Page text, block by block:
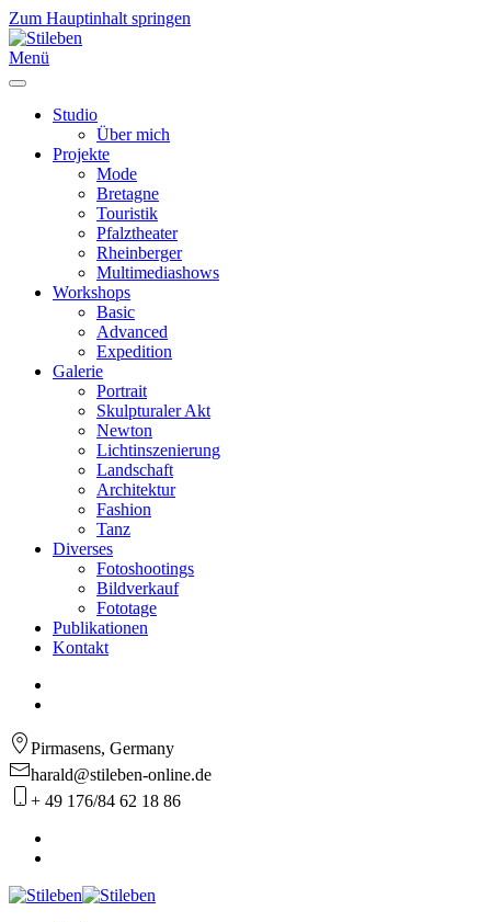
Zum Hauptinhalt springen
Menü
Studio
Über mich
Projekte
Mode
Bretagne
Touristik
Pfalztheater
Rheinberger
Multimediashows
Workshops
Basic
Advanced
Expedition
Galerie
Portrait
Skulpturaler Akt
Newton
Lichtinszenierung
Landschaft
Architektur
Fashion
Tanz
Diverses
Fotoshootings
Bildverkauf
Fototage
Publikationen
Kontakt
Pirmasens, Germany
harald@stileben-online.de
+ 49 176/84 62 18 86